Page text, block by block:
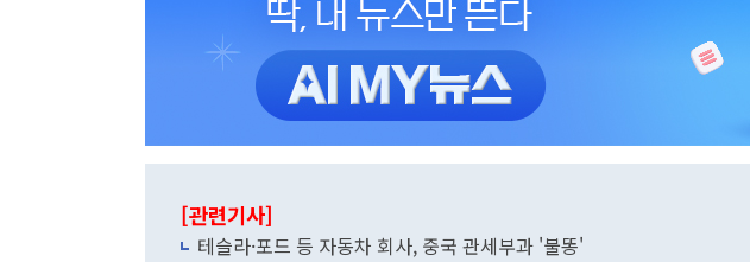
[관련기사]
테슬라·포드 등 자동차 회사, 중국 관세부과 '불똥'